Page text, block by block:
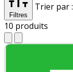
Filtres
Trier par :
10 produits